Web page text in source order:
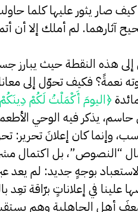
صار يثور عليها كلما
آثارهما. لم أملك إلا أن
النقطة حيث يبارز
نعمةً؟ فكيف تحوّل إلى
﴿اليومَ أَكْمَلْتُ لَكُمْ
يذكر فيه الوحي
وإنما كان إعلانَ تحرير:
“النصوص”، بل اكتمال
بوجهٍ جديد: لم يعد
علينا في إعلاناتٍ برّاقة
أهل الجاهلية وهم